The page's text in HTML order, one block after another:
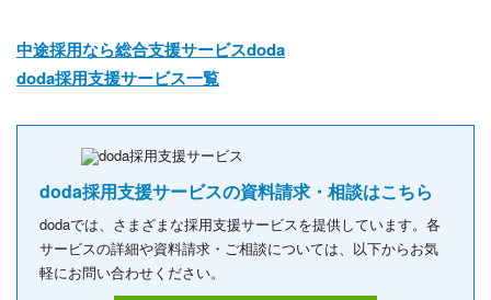
中途採用なら総合支援サービスdoda
doda採用支援サービス一覧
doda採用支援サービスの資料請求・相談はこちら
dodaでは、さまざまな採用支援サービスを提供しています。各
サービスの詳細や資料請求・ご相談については、以下からお気
軽にお問い合わせください。